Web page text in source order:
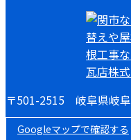
〒501-2515 岐阜県岐
Googleマップで確認する